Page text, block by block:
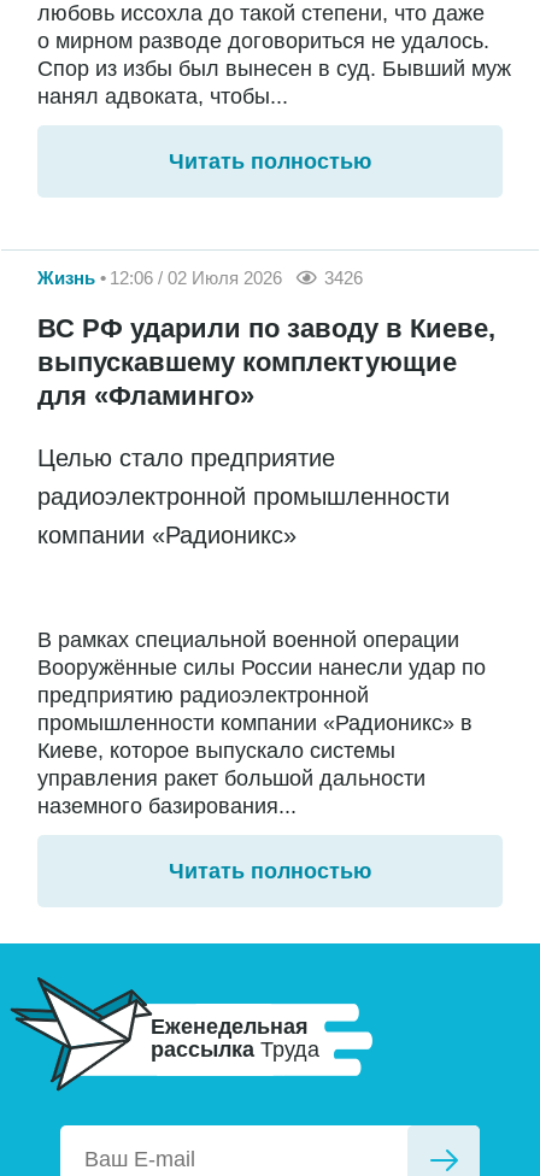
любовь иссохла до такой степени, что даже
о мирном разводе договориться не удалось.
Спор из избы был вынесен в суд. Бывший муж
нанял адвоката, чтобы...
Читать полностью
Жизнь 12:06 / 02 Июля 2026 3426
ВС РФ ударили по заводу в Киеве,
выпускавшему комплектующие
для «Фламинго»
Целью стало предприятие
радиоэлектронной промышленности
компании «Радионикс»
В рамках специальной военной операции
Вооружённые силы России нанесли удар по
предприятию радиоэлектронной
промышленности компании «Радионикс» в
Киеве, которое выпускало системы
управления ракет большой дальности
наземного базирования...
Читать полностью
Еженедельная
рассылка Труда